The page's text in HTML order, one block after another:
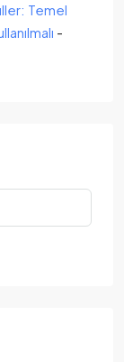
Temel
-